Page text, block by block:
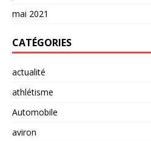
mai 2021
CATÉGORIES
actualité
athlétisme
Automobile
aviron